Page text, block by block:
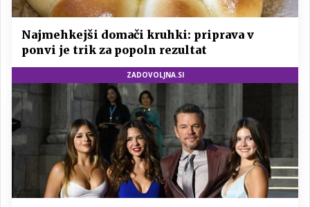
Najmehkejši domači kruhki: priprava v
ponvi je trik za popoln rezultat
ZADOVOLJNA.SI